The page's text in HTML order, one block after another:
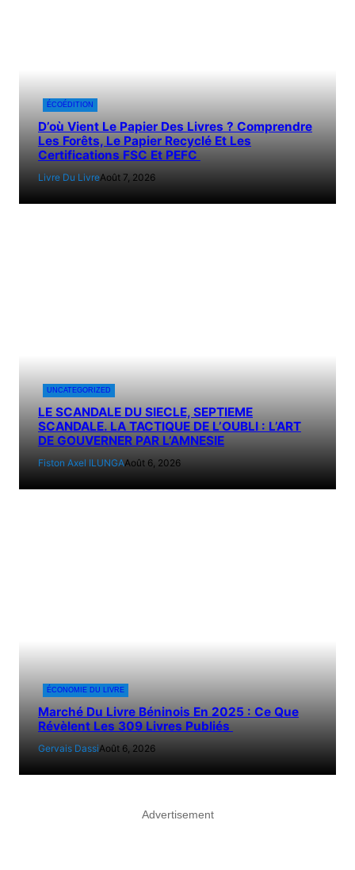
ÉCOÉDITION
D’où Vient Le Papier Des Livres ? Comprendre
Les Forêts, Le Papier Recyclé Et Les
Certifications FSC Et PEFC
Livre Du LivreAoût 7, 2026
UNCATEGORIZED
LE SCANDALE DU SIECLE, SEPTIEME
SCANDALE. LA TACTIQUE DE L’OUBLI : L’ART
DE GOUVERNER PAR L’AMNESIE
Fiston Axel ILUNGAAoût 6, 2026
ÉCONOMIE DU LIVRE
Marché Du Livre Béninois En 2025 : Ce Que
Révèlent Les 309 Livres Publiés
Gervais DassiAoût 6, 2026
Advertisement